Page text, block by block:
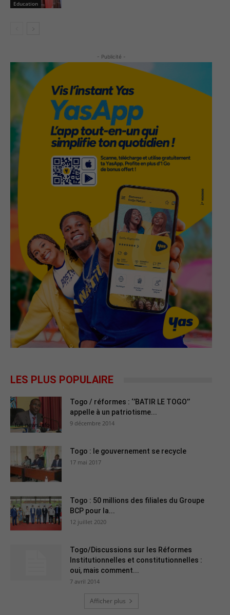
Education
- Publicité -
LES PLUS POPULAIRE
Togo / réformes : ‘’BATIR LE TOGO’’
appelle à un patriotisme...
9 décembre 2014
Togo : le gouvernement se recycle
17 mai 2017
Togo : 50 millions des filiales du Groupe
BCP pour la...
12 juillet 2020
Togo/Discussions sur les Réformes
Institutionnelles et constitutionnelles :
oui, mais comment...
7 avril 2014
Afficher plus